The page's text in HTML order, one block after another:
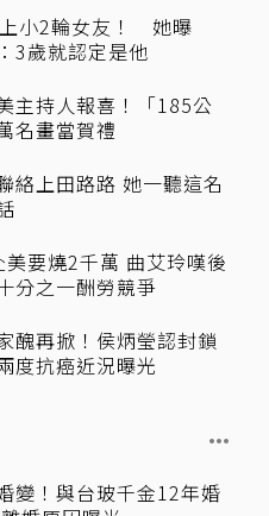
小2輪女友！ 她曝
3歲就認定是他
主持人報喜！「185公
名畫當賀禮
絡上田路路 她一聽這名
要燒2千萬 曲艾玲嘆後
分之一酬勞競爭
醜再掀！侯炳瑩認封鎖
抗癌近況曝光
變！與台玻千金12年婚